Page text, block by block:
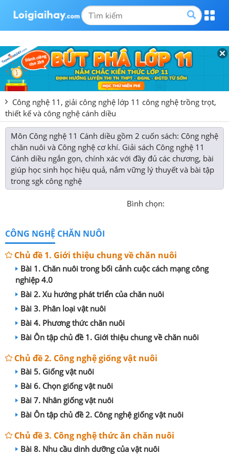
Công nghệ 11, giải công nghệ lớp 11 công nghệ trồng trọt,
thiết kế và công nghệ cánh diều
Môn Công nghệ 11 Cánh diều gồm 2 cuốn sách: Công nghệ
chăn nuôi và Công nghệ cơ khí. Giải sách Công nghệ 11
Cánh diều ngắn gọn, chính xác với đầy đủ các chương, bài
giúp học sinh học hiệu quả, nắm vững lý thuyết và bài tập
trong sgk công nghệ
Bình chọn:
CÔNG NGHỆ CHĂN NUÔI
Chủ đề 1. Giới thiệu chung về chăn nuôi
Bài 1. Chăn nuôi trong bối cảnh cuộc cách mạng công
nghiệp 4.0
Bài 2. Xu hướng phát triển của chăn nuôi
Bài 3. Phân loại vật nuôi
Bài 4. Phương thức chăn nuôi
Bài Ôn tập chủ đề 1. Giới thiệu chung về chăn nuôi
Chủ đề 2. Công nghệ giống vật nuôi
Bài 5. Giống vật nuôi
Bài 6. Chọn giống vật nuôi
Bài 7. Nhân giống vật nuôi
Bài Ôn tập chủ đề 2. Công nghệ giống vật nuôi
Chủ đề 3. Công nghệ thức ăn chăn nuôi
Bài 8. Nhu cầu dinh dưỡng của vật nuôi